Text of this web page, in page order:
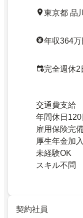
東京都 品
年収364万
完全週休2
交通費支給
年間休日120
雇用保険完
厚生年金加入
未経験OK
スキル不問
契約社員